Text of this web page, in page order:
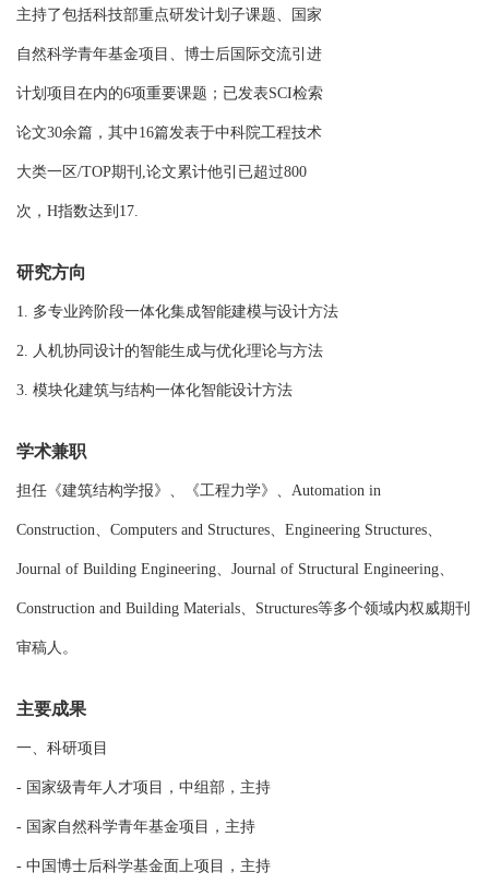
主持了包括科技部重点研发计划子课题、国家
自然科学青年基金项目、博士后国际交流引进
计划项目在内的6项重要课题；已发表SCI检索
论文30余篇，其中16篇发表于中科院工程技术
大类一区/TOP期刊,论文累计他引已超过800
次，H指数达到17.
研究方向
1. 多专业跨阶段一体化集成智能建模与设计方法
2. 人机协同设计的智能生成与优化理论与方法
3. 模块化建筑与结构一体化智能设计方法
学术兼职
担任《建筑结构学报》、《工程力学》、Automation in
Construction、Computers and Structures、Engineering Structures、
Journal of Building Engineering、Journal of Structural Engineering、
Construction and Building Materials、Structures等多个领域内权威期刊
审稿人。
主要成果
一、科研项目
- 国家级青年人才项目，中组部，主持
- 国家自然科学青年基金项目，主持
- 中国博士后科学基金面上项目，主持